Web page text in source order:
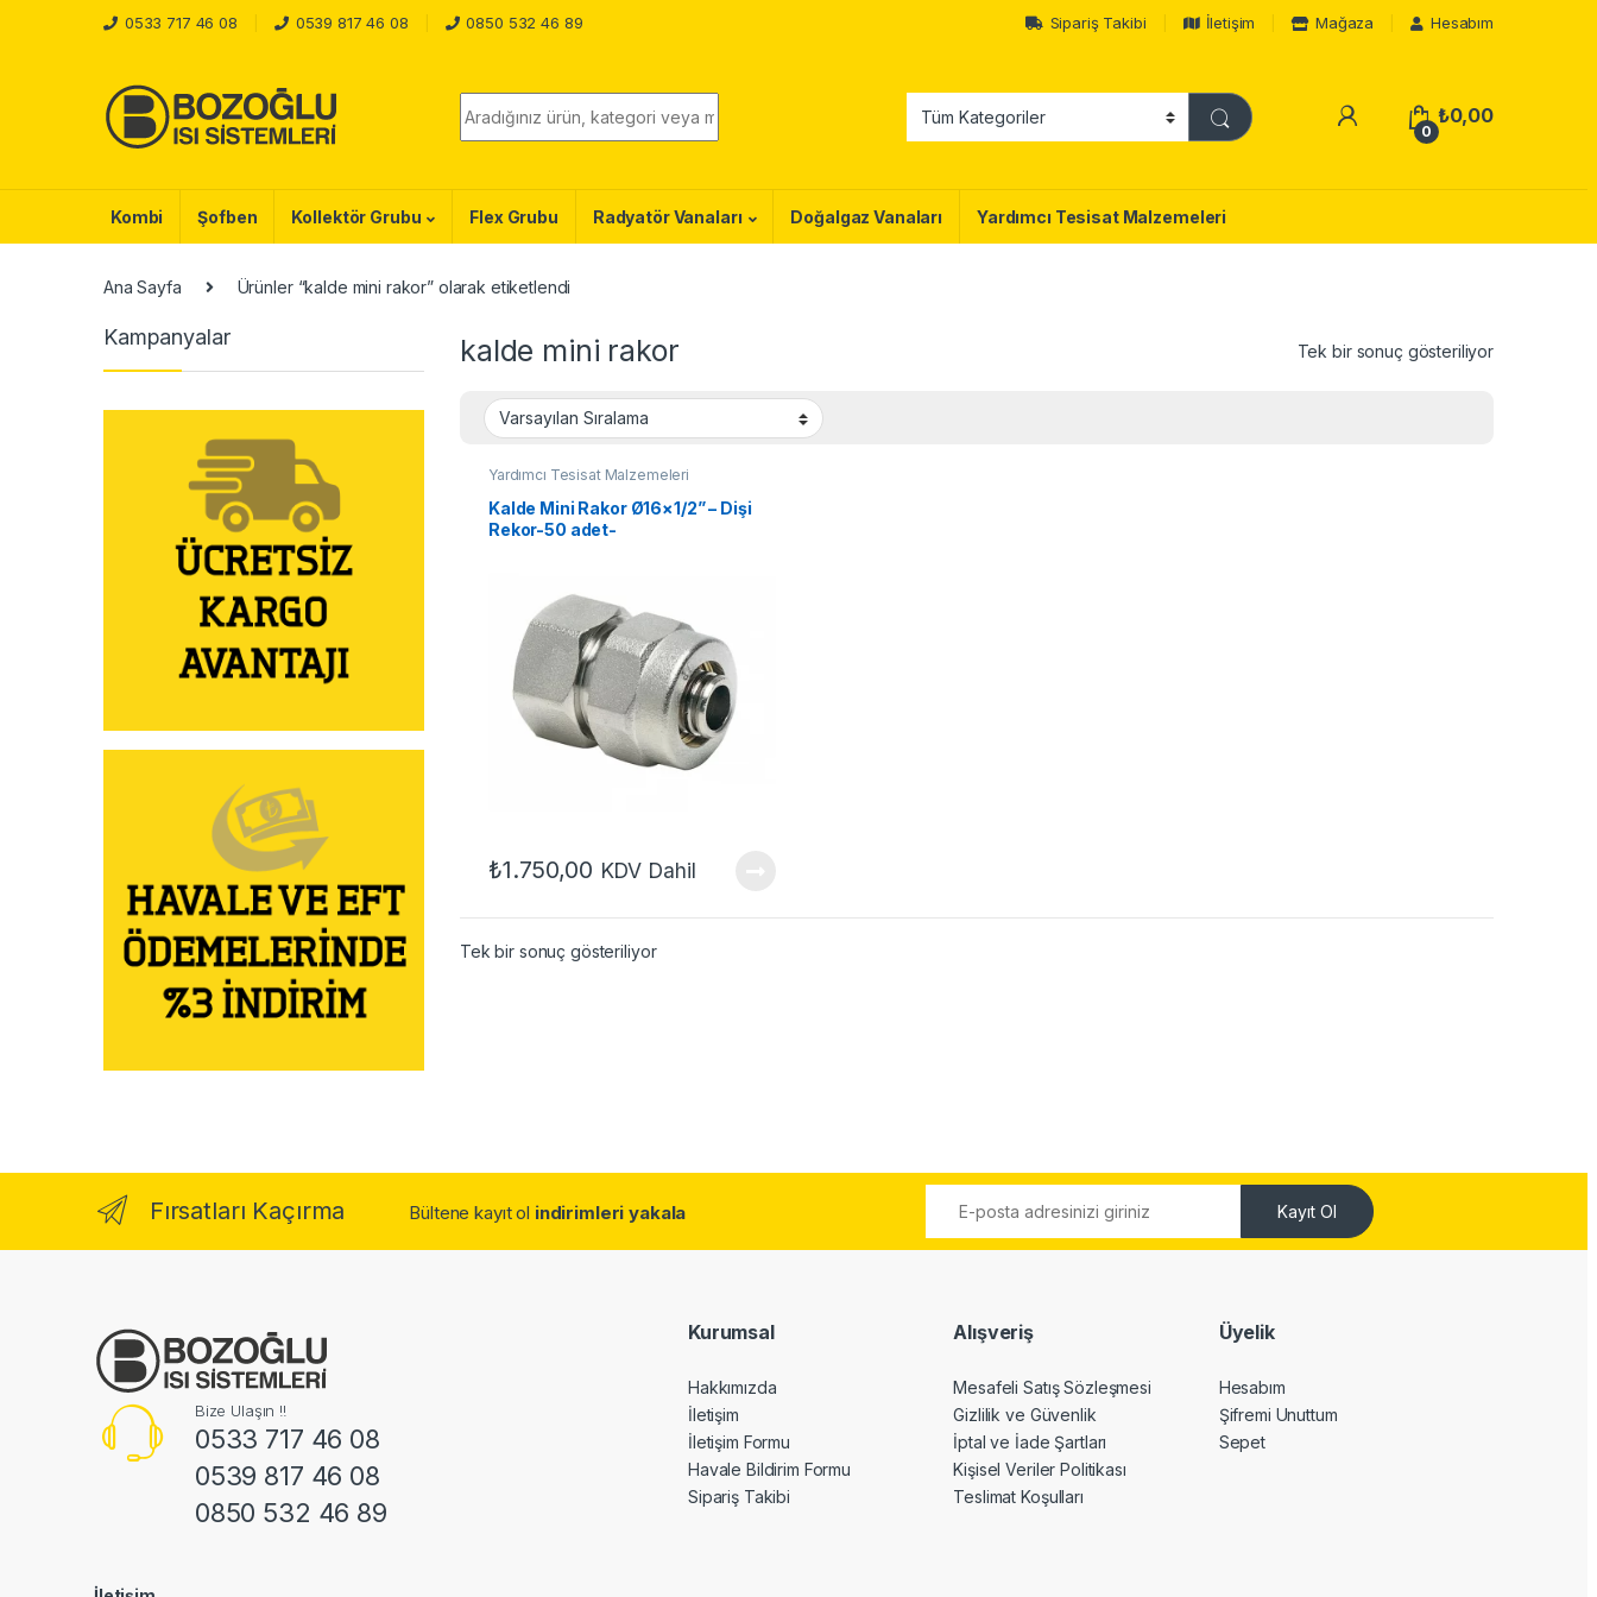
Skip to navigation
Skip to content 0533 717 46 08 0539 817 46 08 0850 532 46 89 Sipariş Takibi İletişim Mağaza Hesabım
0
₺0,00
Kombi Şofben Kollektör Grubu Flex Grubu Radyatör Vanaları Doğalgaz Vanaları Yardımcı Tesisat Malzemeleri
Ana Sayfa Ürünler “kalde mini rakor” olarak etiketlendi
kalde mini rakor Tek bir sonuç gösteriliyor
Yardımcı Tesisat Malzemeleri
Kalde Mini Rakor Ø16×1/2” – Dişi
Rekor-50 adet-
₺1.750,00 KDV Dahil
Tek bir sonuç gösteriliyor
Kampanyalar
Fırsatları Kaçırma Bültene kayıt ol indirimleri yakala Kayıt Ol
Bize Ulaşın !!
0533 717 46 08
0539 817 46 08
0850 532 46 89
Kurumsal
Hakkımızda
İletişim
İletişim Formu
Havale Bildirim Formu
Sipariş Takibi
Alışveriş
Mesafeli Satış Sözleşmesi
Gizlilik ve Güvenlik
İptal ve İade Şartları
Kişisel Veriler Politikası
Teslimat Koşulları
Üyelik
Hesabım
Şifremi Unuttum
Sepet